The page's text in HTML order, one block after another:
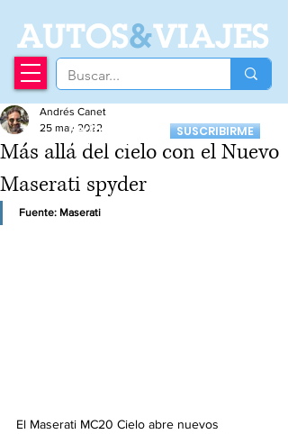
AUTOS&VIAJES
Recibí nuestro
Newsletter
SUSCRIBIRME
Más allá del cielo con el Nuevo
Maserati spyder
Andrés Canet
25 may 2022
Fuente: Maserati
El Maserati MC20 Cielo abre nuevos